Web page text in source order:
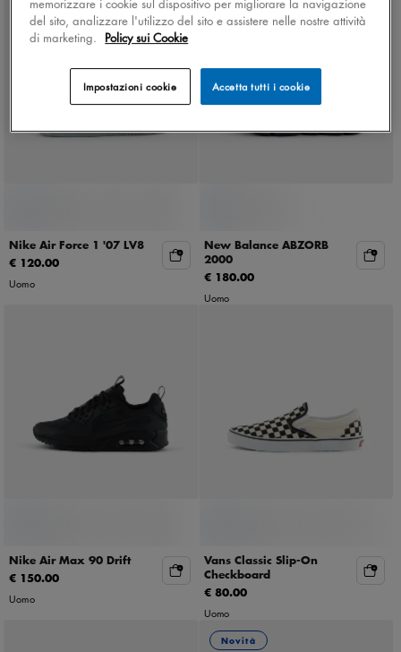
Nike Air Force 1 '07 LV8
€ 120.00
Uomo
Novità
New Balance ABZORB
2000
€ 180.00
Uomo
Nike Air Max 90 Drift
€ 150.00
Uomo
Vans Classic Slip-On
Checkboard
€ 80.00
Uomo
Novità
memorizzare i cookie sul dispositivo per migliorare la navigazione
del sito, analizzare l'utilizzo del sito e assistere nelle nostre attività
di marketing. Policy sui Cookie
Accetta tutti i cookie
Impostazioni cookie